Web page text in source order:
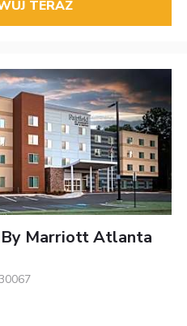
TERAZ
By Marriott Atlanta